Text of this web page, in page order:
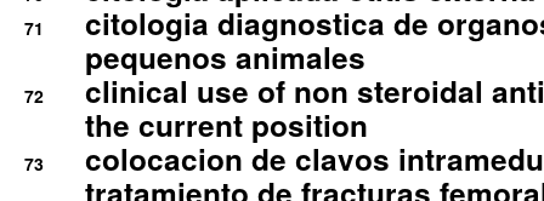
71
citologia diagnostica de
pequenos animales
72
clinical use of non steroidal
the current position
73
colocacion de clavos